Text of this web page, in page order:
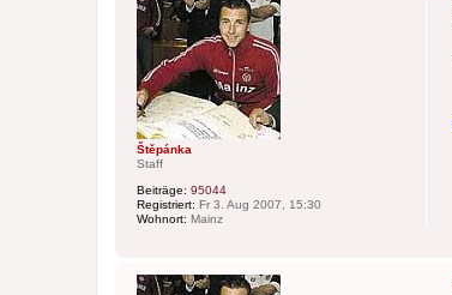
Štěpánka
Staff
Beiträge: 95044
Registriert: Fr 3. Aug 2007, 15:30
Wohnort: Mainz